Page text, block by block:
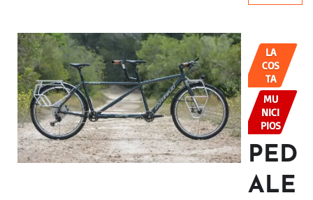
LA
COS
TA
MU
NICI
PIOS
PED
ALE